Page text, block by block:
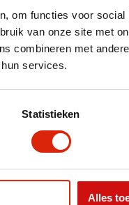
om functies voor
van onze site met
combineren met
services.
Statistieken
Alles